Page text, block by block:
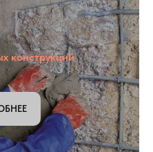
конструкций